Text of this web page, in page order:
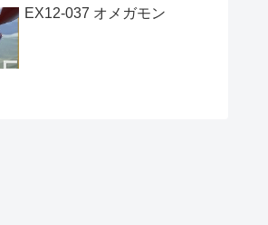
EX12-037 オメガモン